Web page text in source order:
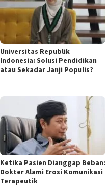
Universitas Republik
Indonesia: Solusi Pendidikan
atau Sekadar Janji Populis?
Ketika Pasien Dianggap Beban:
Dokter Alami Erosi Komunikasi
Terapeutik